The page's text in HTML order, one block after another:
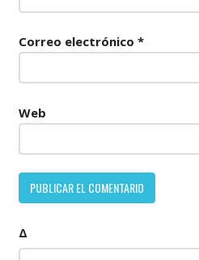
Correo electrónico *
Web
Δ